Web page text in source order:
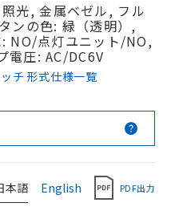
光, 金属ベゼル, フル
ンの色: 緑（透明）,
NO/点灯ユニット/NO,
電圧: AC/DC6V
チ 形式仕様一覧
本語 English PDF出力